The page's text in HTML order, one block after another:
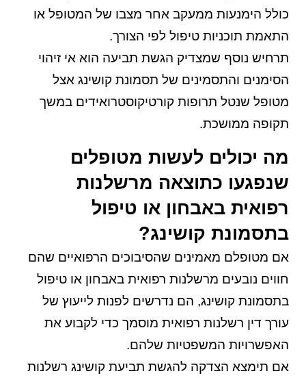
כולל הימנעות ממעקב אחר מצבו של המטופל או
התאמת תוכניות טיפול לפי הצורך.
תרחיש נוסף שמצדיק הגשת תביעה הוא אי זיהוי
הסימנים והתסמינים של תסמונת קושינג אצל
מטופל שנטל תרופות קורטיקוסטרואידים במשך
תקופה ממושכת.
מה יכולים לעשות מטופלים
שנפגעו כתוצאה מרשלנות
רפואית באבחון או טיפול
בתסמונת קושינג?
אם מטופלם מאמינים שהסיבוכים הרפואיים שהם
חווים נובעים מרשלנות רפואית באבחון או טיפול
בתסמונת קושינג, הם נדרשים לפנות לייעוץ של
עורך דין רשלנות רפואית מוסמך כדי לקבוע את
האפשרויות המשפטיות שלהם.
אם תימצא הצדקה להגשת תביעת קושינג רשלנות